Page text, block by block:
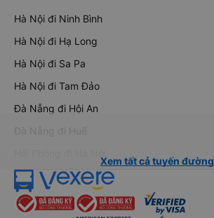
Hà Nội đi Ninh Bình
Hà Nội đi Hạ Long
Hà Nội đi Sa Pa
Hà Nội đi Tam Đảo
Đà Nẵng đi Hội An
Đà Nẵng đi Huế
Xem tất cả tuyến đường